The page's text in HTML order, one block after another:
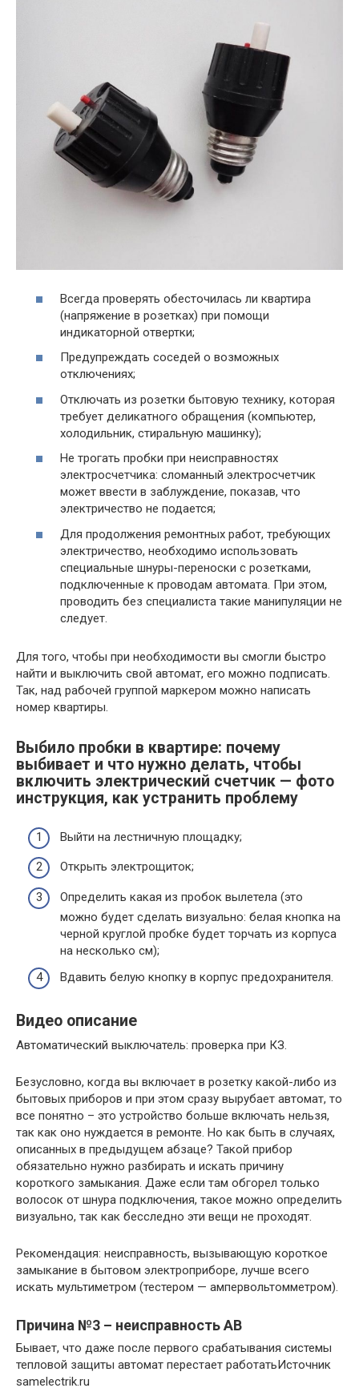
Всегда проверять обесточилась ли квартира
(напряжение в розетках) при помощи
индикаторной отвертки;
Предупреждать соседей о возможных
отключениях;
Отключать из розетки бытовую технику, которая
требует деликатного обращения (компьютер,
холодильник, стиральную машинку);
Не трогать пробки при неисправностях
электросчетчика: сломанный электросчетчик
может ввести в заблуждение, показав, что
электричество не подается;
Для продолжения ремонтных работ, требующих
электричество, необходимо использовать
специальные шнуры-переноски с розетками,
подключенные к проводам автомата. При этом,
проводить без специалиста такие манипуляции не
следует.
Для того, чтобы при необходимости вы смогли быстро
найти и выключить свой автомат, его можно подписать.
Так, над рабочей группой маркером можно написать
номер квартиры.
Выбило пробки в квартире: почему
выбивает и что нужно делать, чтобы
включить электрический счетчик — фото
инструкция, как устранить проблему
Выйти на лестничную площадку;
Открыть электрощиток;
Определить какая из пробок вылетела (это
можно будет сделать визуально: белая кнопка на
черной круглой пробке будет торчать из корпуса
на несколько см);
Вдавить белую кнопку в корпус предохранителя.
Видео описание
Автоматический выключатель: проверка при КЗ.
Безусловно, когда вы включает в розетку какой-либо из
бытовых приборов и при этом сразу вырубает автомат, то
все понятно – это устройство больше включать нельзя,
так как оно нуждается в ремонте. Но как быть в случаях,
описанных в предыдущем абзаце? Такой прибор
обязательно нужно разбирать и искать причину
короткого замыкания. Даже если там обгорел только
волосок от шнура подключения, такое можно определить
визуально, так как бесследно эти вещи не проходят.
Рекомендация: неисправность, вызывающую короткое
замыкание в бытовом электроприборе, лучше всего
искать мультиметром (тестером — ампервольтомметром).
Причина №3 – неисправность AB
Бывает, что даже после первого срабатывания системы
тепловой защиты автомат перестает работатьИсточник
samelectrik.ru